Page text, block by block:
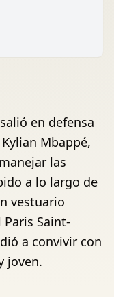
en defensa
Mbappé,
las
a lo largo de
vestuario
Saint-
a convivir con
joven.